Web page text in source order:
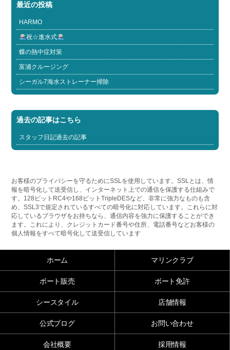
最近の投稿
HARMO
祝☆進水式
蝶の熱中症対策
富浦クルージング
シーガル7海水ストレーナー掃除
過去の記事はこちら
スタッフ日記過去の記事
お客様のプライバシーを守るためにSSLを使用しています。SSLとは、情
報を暗号化して送受信し、インターネット上での通信を保護する仕組みで
す。128ビットRC4や168ビットTripleDESなど、非常に強力なものも含
め、SSL3で規定されているすべての暗号化に対応しています。これらに対
応しているブラウザをお持ちなら、通信内容を強力に保護することができ
ます。これにより、クレジットカード番号や住所、電話番号などお客様の
個人情報をすべて暗号化して送受信しています
ホーム マリンクラブ
ボート販売 ボート免許
シースタイル 店舗情報
公式ブログ お問い合わせ
会社概要 採用情報